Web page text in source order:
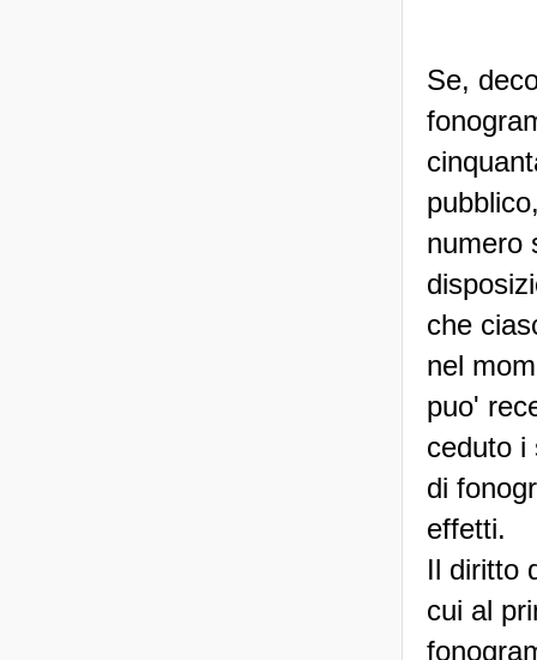
Se,
numero
che
nel
puo'
ceduto i
di
effetti.
Il diritto
cui al